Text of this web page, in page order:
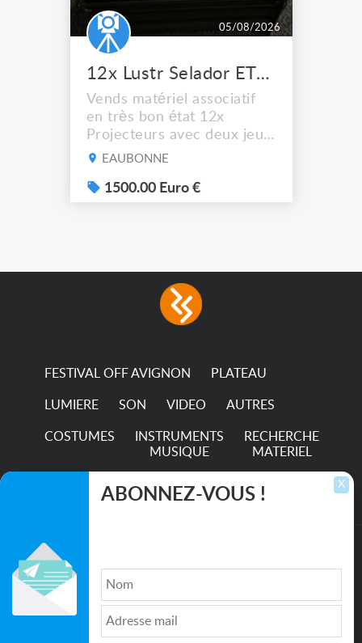
05/08/2026
12x Lustr Selador ETC Led 7x colors filtres
Vends matériel associatif
en très bon état 12x
Projecteurs avec deux jeux
de filtre filtre Lustr Selador
system – seven colour
LEDs providing the
consumption The
permanence of a 50,000-
EAUBONNE
1500.00 Euro €
FESTIVAL OFF AVIGNON PLATEAU
LUMIERE SON VIDEO AUTRES
COSTUMES
INSTRUMENTS
MUSIQUE
RECHERCHE
MATERIEL
TRANSPORTS
Qui sommes nous ?| Médias
Politique de confidentialité| Partenaires|
X
ABONNEZ-VOUS !